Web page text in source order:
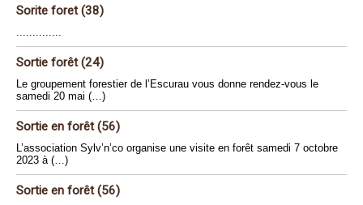
Sorite foret (38)
..............
Sortie forêt (24)
Le groupement forestier de l’Escurau vous donne rendez-vous le
samedi 20 mai (…)
Sortie en forêt (56)
L’association Sylv’n’co organise une visite en forêt samedi 7 octobre
2023 à (…)
Sortie en forêt (56)